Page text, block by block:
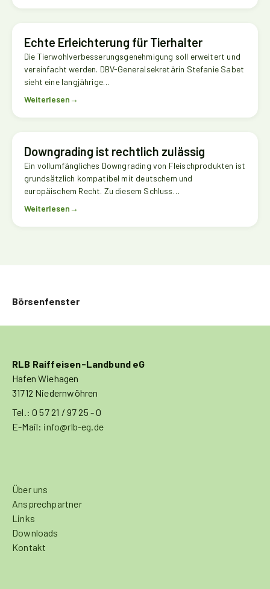
Echte Erleichterung für Tierhalter
Die Tierwohlverbesserungsgenehmigung soll erweitert und
vereinfacht werden. DBV-Generalsekretärin Stefanie Sabet
sieht eine langjährige…
Weiterlesen→
Downgrading ist rechtlich zulässig
Ein vollumfängliches Downgrading von Fleischprodukten ist
grundsätzlich kompatibel mit deutschem und
europäischem Recht. Zu diesem Schluss…
Weiterlesen→
Börsenfenster
RLB Raiffeisen-Landbund eG
Hafen Wiehagen
31712 Niedernwöhren
Tel.: 0 57 21 / 97 25 - 0
E-Mail: info@rlb-eg.de
Über uns
Ansprechpartner
Links
Downloads
Kontakt